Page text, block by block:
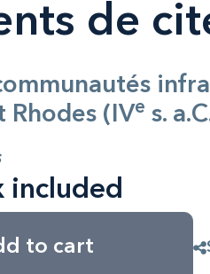
de
Rhodes (IVe s.
included
to cart